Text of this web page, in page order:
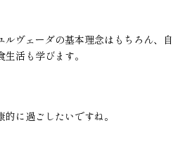
ルヴェーダの基本理念はもちろん、自
活も学びます。
に過ごしたいですね。